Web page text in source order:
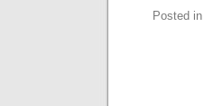
Posted in